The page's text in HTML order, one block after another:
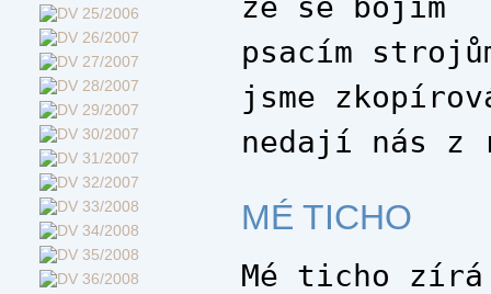
psacím
jsme
nedají nás z
MÉ TICHO
Mé ticho zírá